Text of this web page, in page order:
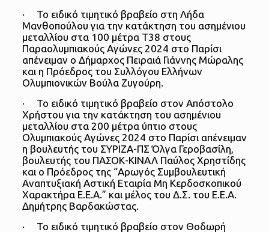
· Το ειδικό τιμητικό βραβείο στη Λήδα
Μανθοπούλου για την κατάκτηση του ασημένιου
μεταλλίου στα 100 μέτρα T38 στους
Παραολυμπιακούς Αγώνες 2024 στο Παρίσι
απένειμαν ο Δήμαρχος Πειραιά Γιάννης Μώραλης
και η Πρόεδρος του Συλλόγου Ελλήνων
Ολυμπιονικών Βούλα Ζυγούρη.
· Το ειδικό τιμητικό βραβείο στον Απόστολο
Χρήστου για την κατάκτηση του ασημένιου
μεταλλίου στα 200 μέτρα ύπτιο στους
Ολυμπιακούς Αγώνες 2024 στο Παρίσι απένειμαν
η βουλευτής του ΣΥΡΙΖΑ-ΠΣ Όλγα Γεροβασίλη,
βουλευτής του ΠΑΣΟΚ-ΚΙΝΑΛ Παύλος Χρηστίδης
και ο Πρόεδρος της “Αρωγός Συμβουλευτική
Αναπτυξιακή Αστική Εταιρία Μη Κερδοσκοπικού
Χαρακτήρα Ε.Ε.Α.” και μέλος του Δ.Σ. του Ε.Ε.Α.
Δημήτρης Βαρδακώστας.
· Το ειδικό τιμητικό βραβείο στον Θοδωρή